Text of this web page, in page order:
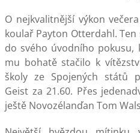
O nejkvalitnější výkon
koulař Payton Otterdahl.
do svého úvodního pokusu,
mu bohatě stačilo k
školy ze Spojených států
Geist za 21.60. Přes
ještě Novozélanďan Tom